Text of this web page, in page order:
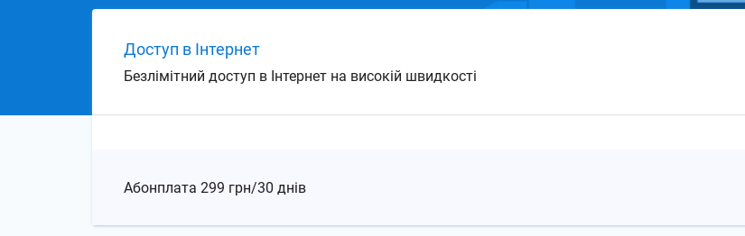
Доступ в Інтернет
Безлімітний доступ в Інтернет на високій швидкості
Абонплата 299 грн/30 днів